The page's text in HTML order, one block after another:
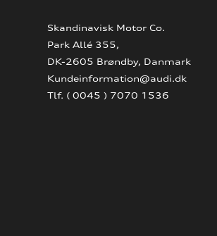
Skandinavisk Motor Co.
Park Allé 355,
DK-2605 Brøndby, Danmark
Kundeinformation@audi.dk
Tlf. ( 0045 ) 7070 1536